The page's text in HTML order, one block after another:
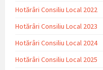
Hotărâri Consiliu Local 2022
Hotărâri Consiliu Local 2023
Hotărâri Consiliu Local 2024
Hotărâri Consiliu Local 2025